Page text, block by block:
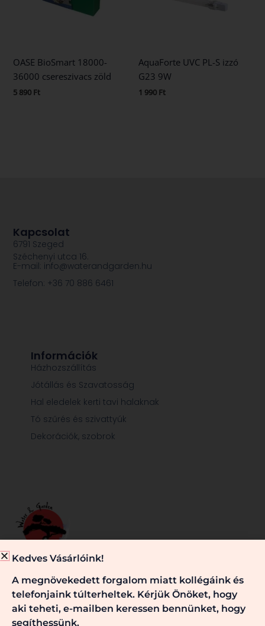
OASE BioSmart 18000-
36000 csereszivacs zöld
5 890 Ft
AquaForte UVC PL-S izzó
G23 9W
1 990 Ft
szükséges, nálunk megtalálható. Kérje véleményünket,
szaktanácsainkat! Keressen bennünket!
Információk
Házhozszállítás
Jótállás és Szavatosság
Hal eledelek kerti tavi halaknak
Tó szűrés és szivattyúk
Dekorációk, szobrok
Kapcsolat
6791 Szeged
Széchenyi utca 16.
E-mail: info@waterandgarden.hu
Telefon: +36 70 886 6461
Kedves Vásárlóink!
A megnövekedett forgalom miatt kollégáink és
telefonjaink túlterheltek. Kérjük Önöket, hogy
aki teheti, e-mailben keressen bennünket, hogy
segíthessünk.